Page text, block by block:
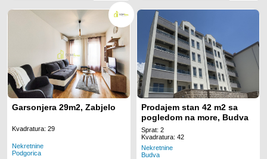
Garsonjera 29m2, Zabjelo
Kvadratura: 29
Nekretnine
Podgorica
Prodajem stan 42 m2 sa
pogledom na more, Budva
Sprat: 2
Kvadratura: 42
Nekretnine
Budva